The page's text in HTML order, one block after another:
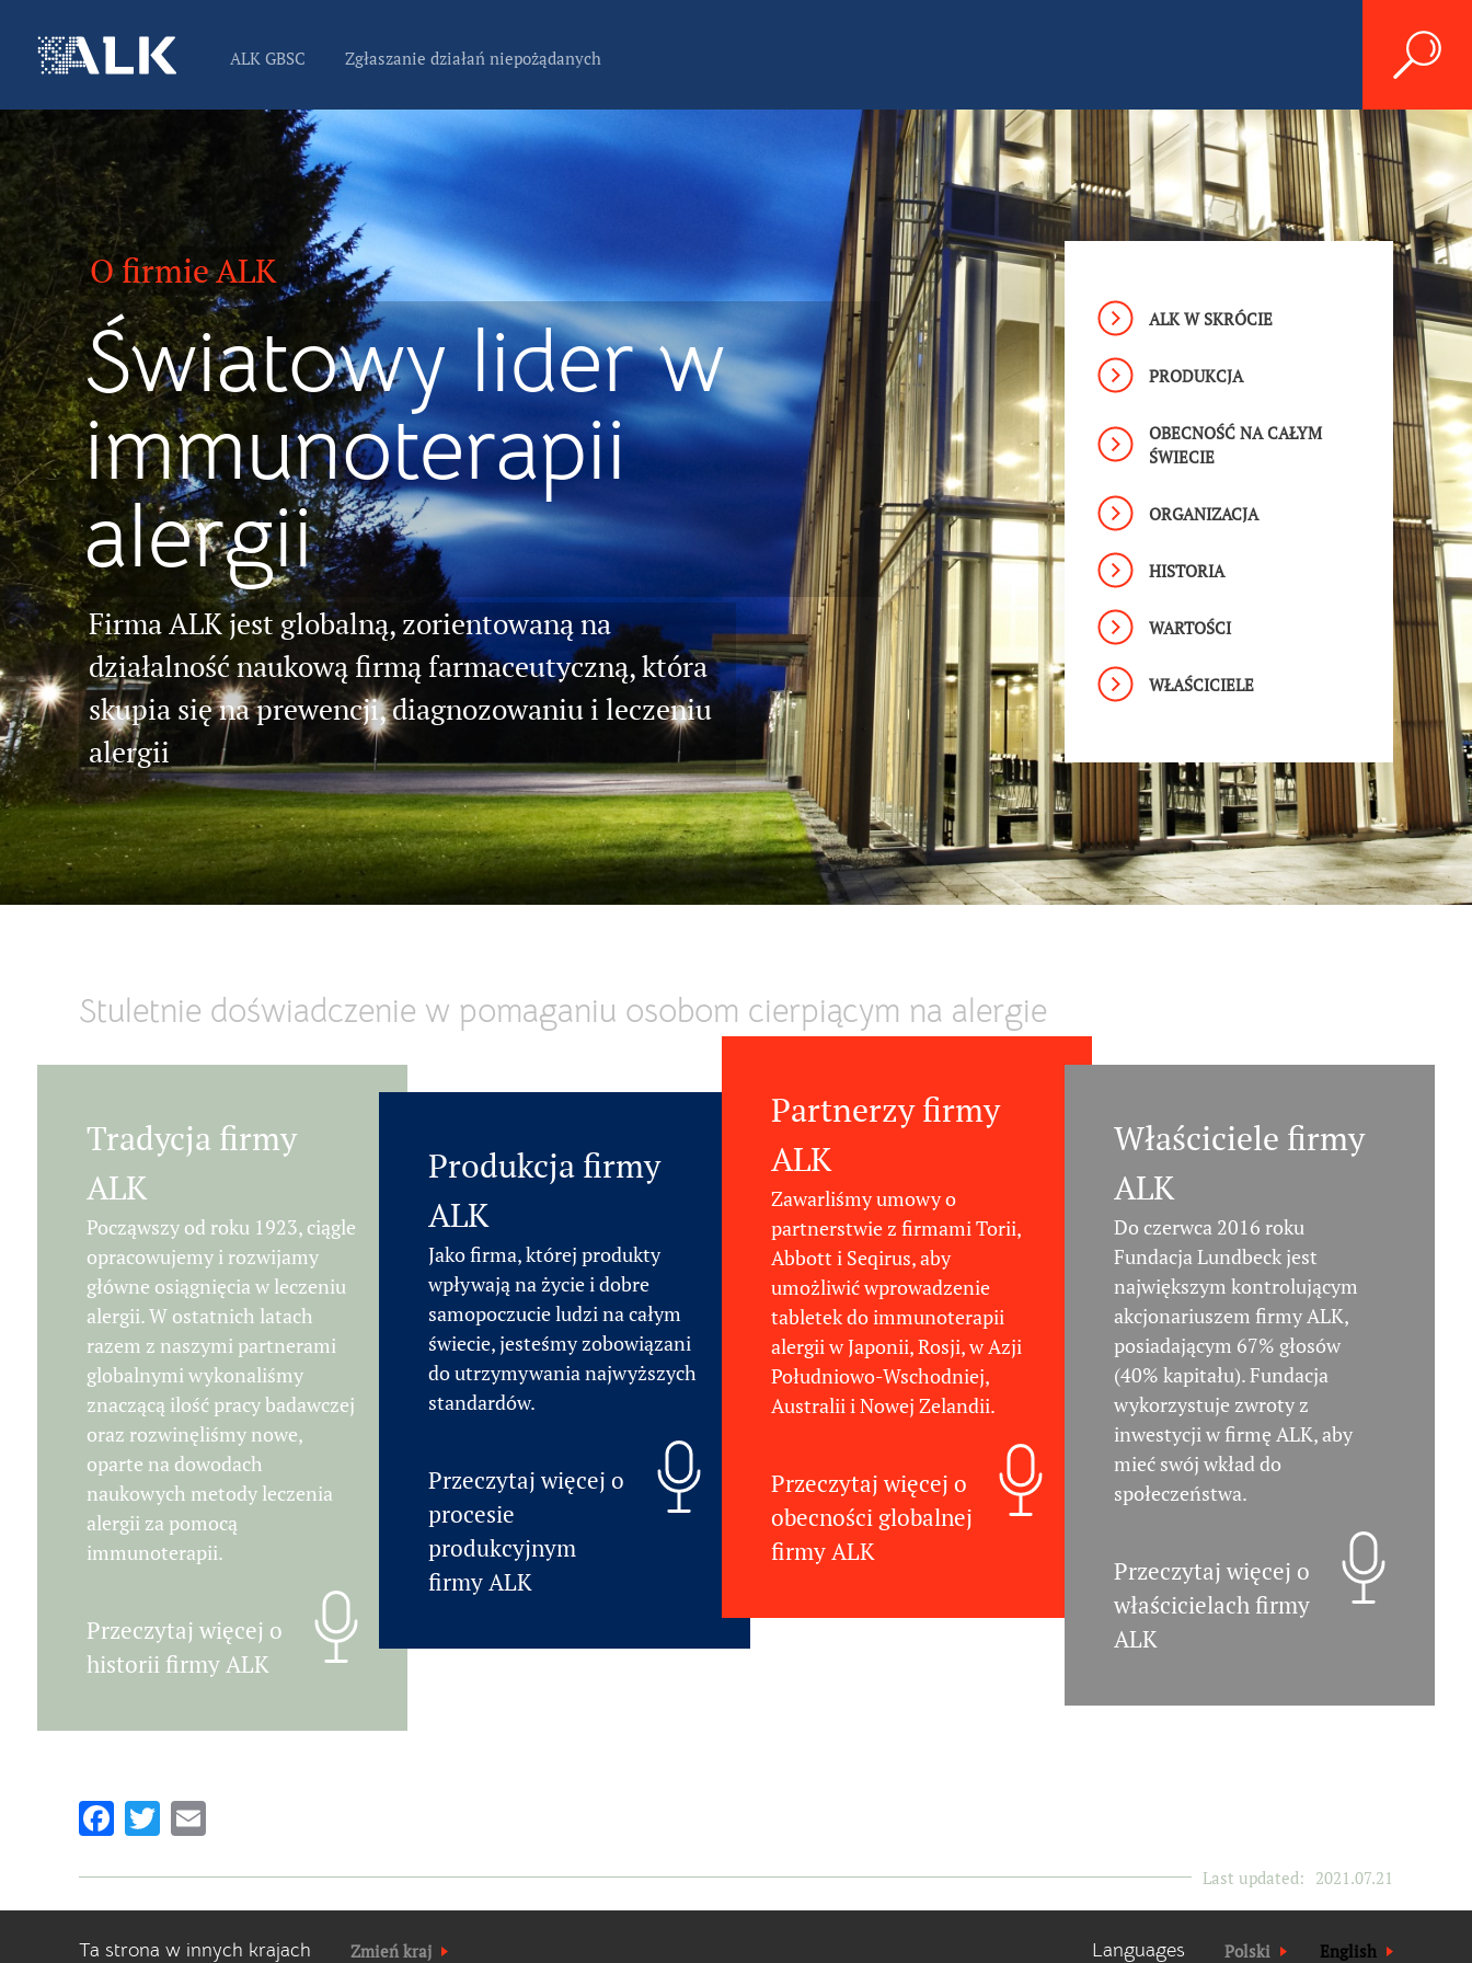
ALK GBSC Zgłaszanie działań niepożądanych
O firmie ALK
Światowy lider w
immunoterapii
alergii
Firma ALK jest globalną, zorientowaną na
działalność naukową firmą farmaceutyczną, która
skupia się na prewencji, diagnozowaniu i leczeniu
alergii
ALK W SKRÓCIE
PRODUKCJA
OBECNOŚĆ NA CAŁYM
ŚWIECIE
ORGANIZACJA
HISTORIA
WARTOŚCI
WŁAŚCICIELE
Stuletnie doświadczenie w pomaganiu osobom cierpiącym na alergie
Tradycja firmy
ALK
Począwszy od roku 1923, ciągle
opracowujemy i rozwijamy
główne osiągnięcia w leczeniu
alergii. W ostatnich latach
razem z naszymi partnerami
globalnymi wykonaliśmy
znaczącą ilość pracy badawczej
oraz rozwinęliśmy nowe,
oparte na dowodach
naukowych metody leczenia
alergii za pomocą
immunoterapii.
Przeczytaj więcej o
historii firmy ALK
Produkcja firmy
ALK
Jako firma, której produkty
wpływają na życie i dobre
samopoczucie ludzi na całym
świecie, jesteśmy zobowiązani
do utrzymywania najwyższych
standardów.
Przeczytaj więcej o
procesie
produkcyjnym
firmy ALK
Partnerzy firmy
ALK
Zawarliśmy umowy o
partnerstwie z firmami Torii,
Abbott i Seqirus, aby
umożliwić wprowadzenie
tabletek do immunoterapii
alergii w Japonii, Rosji, w Azji
Południowo-Wschodniej,
Australii i Nowej Zelandii.
Przeczytaj więcej o
obecności globalnej
firmy ALK
Właściciele firmy
ALK
Do czerwca 2016 roku
Fundacja Lundbeck jest
największym kontrolującym
akcjonariuszem firmy ALK,
posiadającym 67% głosów
(40% kapitału). Fundacja
wykorzystuje zwroty z
inwestycji w firmę ALK, aby
mieć swój wkład do
społeczeństwa.
Przeczytaj więcej o
właścicielach firmy
ALK
Facebook
Twitter
Last updated: 2021.07.21
Languages Polski English
Ta strona w innych krajach Zmień kraj